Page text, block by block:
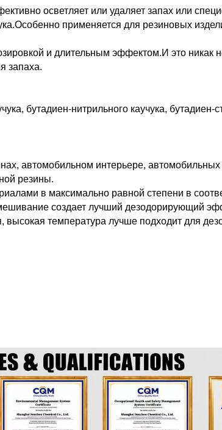
осветляет или удаляет запах или
применяется для резиновых
и длительным эффектом.И это никак
запаха.
бутадиен-нитрильного каучука, бутадиен-
автомобильном интерьере, автомобильных
резины.
в максимально равной степени в
создает лучший дезодорирующий
температура лучше подходит для